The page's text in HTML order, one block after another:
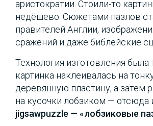
аристократии. Стоили-то
недёшево. Сюжетами пазлов
правителей Англии,
сражений и даже библейские
Технология изготовления была
картинка наклеивалась на
деревянную пластину, а затем
на кусочки лобзиком — отсюда
jigsawpuzzle — «лобзиковые